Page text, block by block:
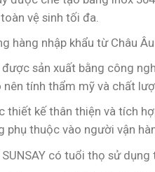
vệ sinh tối đa.
hàng nhập khẩu từ Châu
sản xuất bằng công
tính thẩm mỹ và chất
thiết kế thân thiện và tích
phụ thuộc vào người vận
có tuổi thọ sử dụng